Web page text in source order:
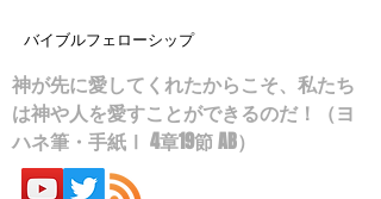
バイブルフェローシップ
神が先に愛してくれたからこそ、私たち
は神や人を愛すことができるのだ！（ヨ
ハネ筆・手紙Ⅰ 4章19節 AB）